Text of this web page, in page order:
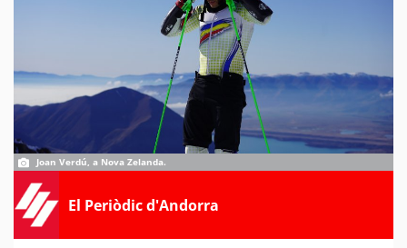
Joan Verdú, a Nova Zelanda.
El Periòdic d'Andorra